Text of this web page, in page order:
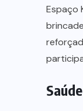
Espaço